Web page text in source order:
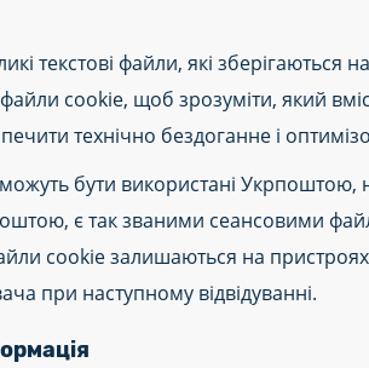
текстові файли, які
cookie, щоб зрозуміти, який
технічно бездоганне і
бути використані Укрпоштою,
є так званими сеансовими
cookie залишаються на пристроях
при наступному відвідуванні.